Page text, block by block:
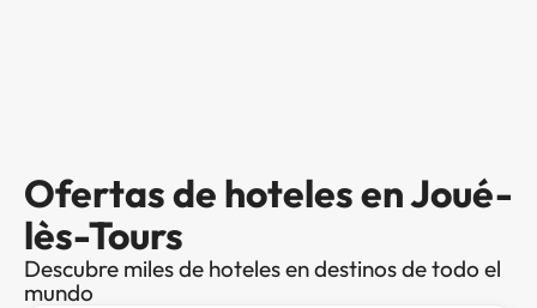
Ofertas de hoteles en Joué-
lès-Tours
Descubre miles de hoteles en destinos de todo el
mundo